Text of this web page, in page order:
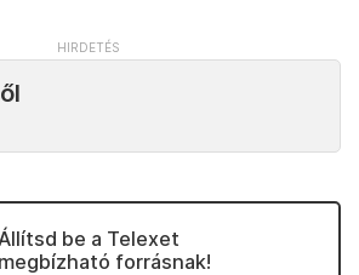
be a Telexet
megbízható forrásnak!